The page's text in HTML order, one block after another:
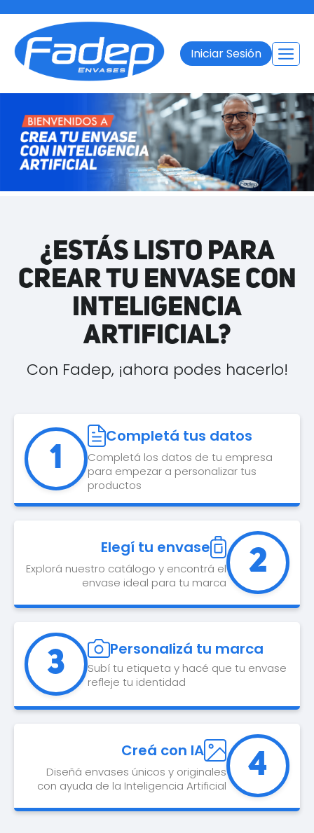
Iniciar Sesión
¿ESTÁS LISTO PARA
CREAR TU ENVASE CON
INTELIGENCIA
ARTIFICIAL?
Con Fadep, ¡ahora podes hacerlo!
1
Completá tus datos
Completá los datos de tu empresa
para empezar a personalizar tus
productos
Elegí tu envase
Explorá nuestro catálogo y encontrá el
envase ideal para tu marca
2
3 Personalizá tu marca
Subí tu etiqueta y hacé que tu envase
refleje tu identidad
Creá con IA
Diseñá envases únicos y originales
con ayuda de la Inteligencia Artificial
4